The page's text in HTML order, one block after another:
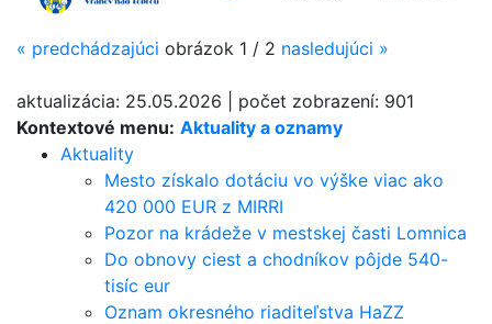
Kontextové menu: Aktuality a oznamy
Aktuality
Mesto získalo dotáciu vo výške viac ako
420 000 EUR z MIRRI
Pozor na krádeže v mestskej časti Lomnica
Do obnovy ciest a chodníkov pôjde 540-
tisíc eur
Oznam okresného riaditeľstva HaZZ
« predchádzajúci obrázok 1 / 2 nasledujúci »
aktualizácia: 25.05.2026 počet zobrazení: 901